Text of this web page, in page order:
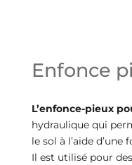
Enfonce
L’enfonce-pieux
hydraulique qui
le sol à l’aide
Il est utilisé pour